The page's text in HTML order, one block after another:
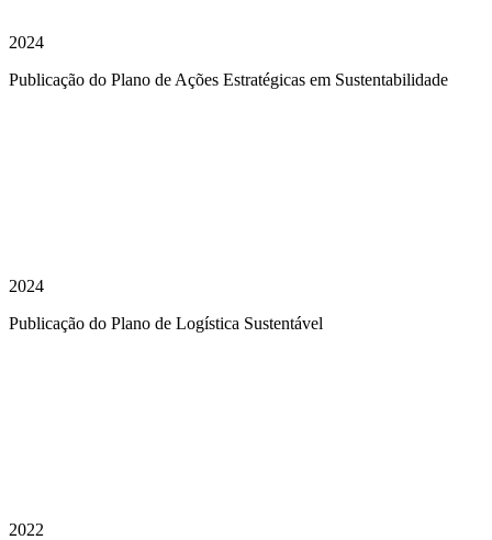
2024
Publicação do Plano de Ações Estratégicas em Sustentabilidade
2024
Publicação do Plano de Logística Sustentável
2022